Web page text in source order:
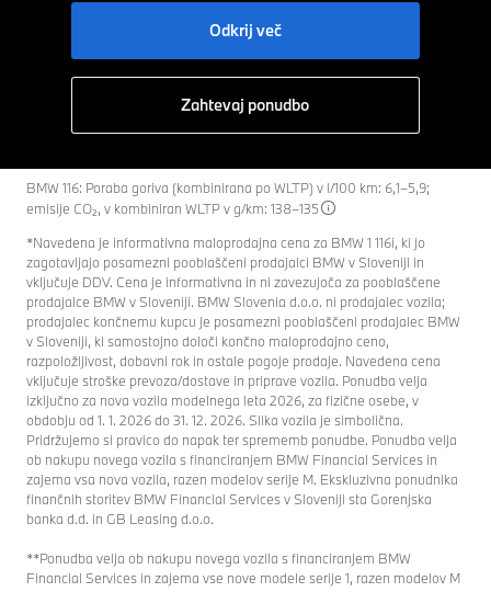
Odkrij več
Zahtevaj ponudbo
BMW 116: Poraba goriva (kombinirana po WLTP) v l/100 km: 6,1–5,9;
emisije CO₂, v kombiniran WLTP v g/km: 138–135
*Navedena je informativna maloprodajna cena za BMW 1 116i, ki jo
zagotavljajo posamezni pooblaščeni prodajalci BMW v Sloveniji in
vključuje DDV. Cena je informativna in ni zavezujoča za pooblaščene
prodajalce BMW v Sloveniji. BMW Slovenia d.o.o. ni prodajalec vozila;
prodajalec končnemu kupcu je posamezni pooblaščeni prodajalec BMW
v Sloveniji, ki samostojno določi končno maloprodajno ceno,
razpoložljivost, dobavni rok in ostale pogoje prodaje. Navedena cena
vključuje stroške prevoza/dostave in priprave vozila. Ponudba velja
izključno za nova vozila modelnega leta 2026, za fizične osebe, v
obdobju od 1. 1. 2026 do 31. 12. 2026. Slika vozila je simbolična.
Pridržujemo si pravico do napak ter sprememb ponudbe. Ponudba velja
ob nakupu novega vozila s financiranjem BMW Financial Services in
zajema vsa nova vozila, razen modelov serije M. Ekskluzivna ponudnika
finančnih storitev BMW Financial Services v Sloveniji sta Gorenjska
banka d.d. in GB Leasing d.o.o.
**Ponudba velja ob nakupu novega vozila s financiranjem BMW
Financial Services in zajema vse nove modele serije 1, razen modelov M